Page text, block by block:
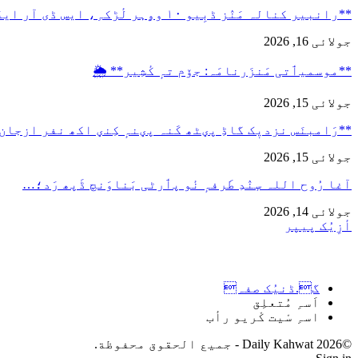
**رانبیر کنالہ مَنٛز ڈبِیو ۱۰ وۄہر لٔڑکہِ، ایس ڈی آر ایفَن…
جولائی 16, 2026
**موسمیٲتی مَنزَرنامَہ: جۆم تہٕ کٔشِیر** 🌦️
جولائی 15, 2026
**رَامبنَس نزدیٖک گاڈِ پؠٹھ کَنہ پؠنہٕ کِنؠ اکھ نفر
جولائی 15, 2026
آغا رُوح اللہ سٕنٛدِ طَرفہٕ نٔو پٲرٹی بَناوَنچ ڈَپھ رَد؛…
جولائی 14, 2026
أزِیُک پیپر
گ.ڈنیُک صفہ
اَسہِ مُتعلِق
اسہِ سْیت کْریو رأب
©2026 Daily Kahwat - جميع الحقوق محفوظة.